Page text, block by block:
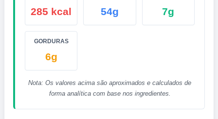
285 kcal 54g 7g
GORDURAS
6g
Nota: Os valores acima são aproximados e calculados de
forma analítica com base nos ingredientes.